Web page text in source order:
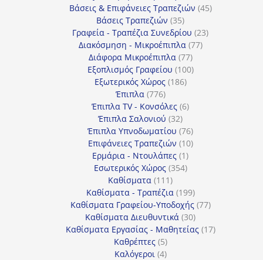
προϊόντα
Βάσεις & Επιφάνειες Τραπεζιών 4545
Βάσεις Τραπεζιών 3535
προϊόντα
Γραφεία - Τραπέζια Συνεδρίου 2323
Διακόσμηση - Μικροέπιπλα 7777
Διάφορα Μικροέπιπλα 7777
προϊόντα
Εξοπλισμός Γραφείου 100100
Εξωτερικός Χώρος 186186
Έπιπλα 776776
προϊόντα
Έπιπλα TV - Κονσόλες 66
Έπιπλα Σαλονιού 3232
προϊόντα
Έπιπλα Υπνοδωματίου 7676
προϊόντα
Επιφάνειες Τραπεζιών 1010
Ερμάρια - Ντουλάπες 11
προϊόν
Εσωτερικός Χώρος 354354
Καθίσματα 111111
προϊόντα
Καθίσματα - Τραπέζια 199199
προϊόντα
Καθίσματα Γραφείου-Υποδοχής 7777
Καθίσματα Διευθυντικά 3030
προϊόντα
Καθίσματα Εργασίας - Μαθητείας 1717
Καθρέπτες 55
προϊόντα
Καλόγεροι 44